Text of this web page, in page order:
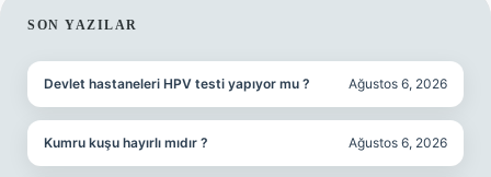
SIDEBAR
SON YAZILAR
Devlet hastaneleri HPV testi yapıyor mu ? Ağustos 6, 2026
Kumru kuşu hayırlı mıdır ? Ağustos 6, 2026